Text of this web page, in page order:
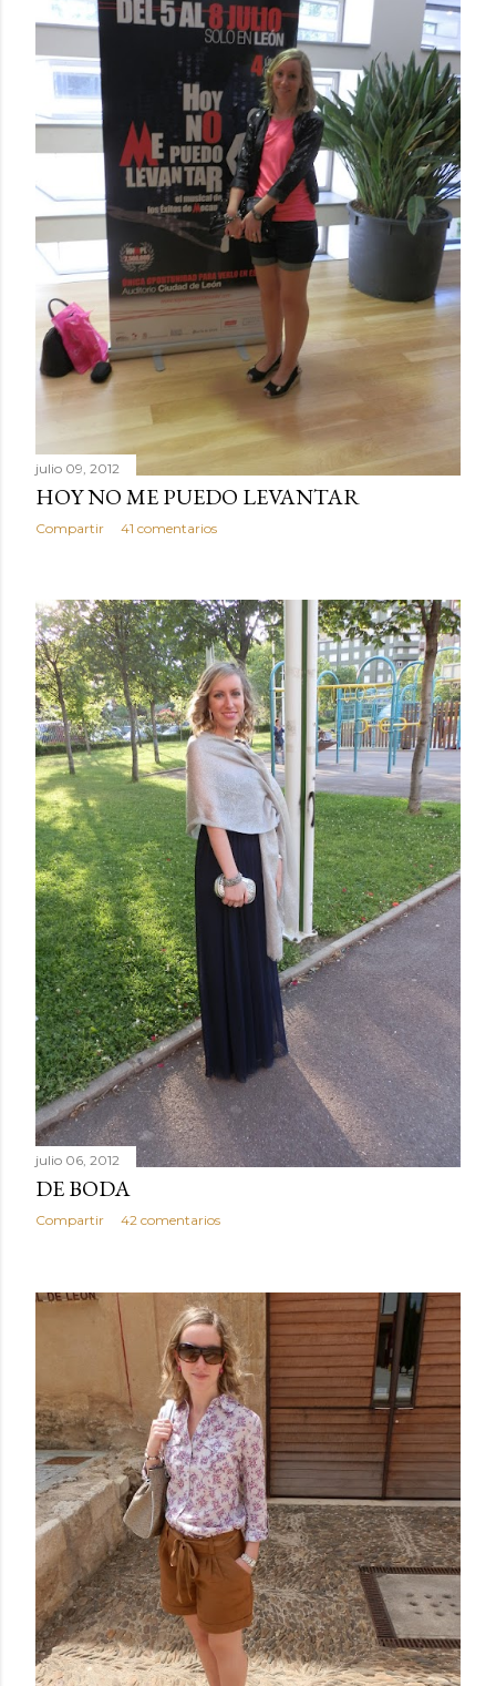
julio 09, 2012
HOY NO ME PUEDO LEVANTAR
Compartir 41 comentarios
julio 06, 2012
DE BODA
Compartir 42 comentarios